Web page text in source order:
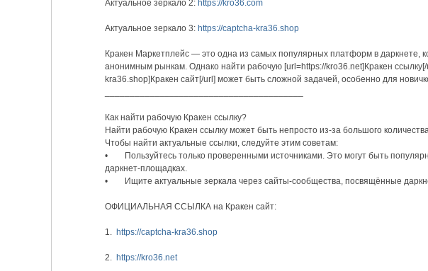
Актуальное зеркало 2: https://kro36.com
Актуальное зеркало 3: https://captcha-kra36.shop
Кракен Маркетплейс — это одна из самых популярных платформ в даркнете,
анонимным рынкам. Однако найти рабочую [url=https://kro36.net]Кракен
kra36.shop]Кракен сайт[/url] может быть сложной задачей, особенно для
Как найти рабочую Кракен ссылку?
Найти рабочую Кракен ссылку может быть непросто из-за большого
Чтобы найти актуальные ссылки, следуйте этим советам:
• Пользуйтесь только проверенными источниками. Это могут быть
даркнет-площадках.
• Ищите актуальные зеркала через сайты-сообщества, посвящённые
ОФИЦИАЛЬНАЯ ССЫЛКА на Кракен сайт:
1. https://captcha-kra36.shop
2. https://kro36.net